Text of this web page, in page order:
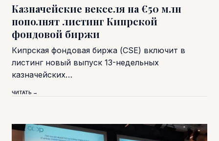
Казначейские векселя на €50 млн
пополнят листинг Кипрской
фондовой биржи
Кипрская фондовая биржа (CSE) включит в
листинг новый выпуск 13-недельных
казначейских…
ЧИТАТЬ →